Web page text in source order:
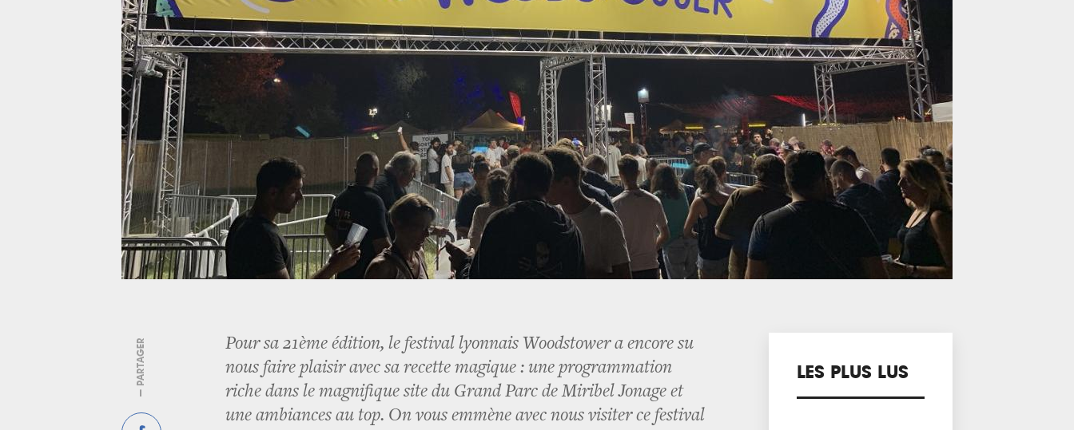
— PARTAGER
Pour sa 21ème édition, le festival lyonnais Woodstower a encore su
nous faire plaisir avec sa recette magique : une programmation
riche dans le magnifique site du Grand Parc de Miribel Jonage et
une ambiances au top. On vous emmène avec nous visiter ce festival
LES PLUS LUS